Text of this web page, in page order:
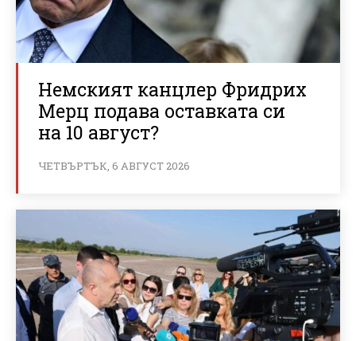
Немският канцлер Фридрих
Мерц подава оставката си
на 10 август?
ЧЕТВЪРТЪК, 6 АВГУСТ 2026